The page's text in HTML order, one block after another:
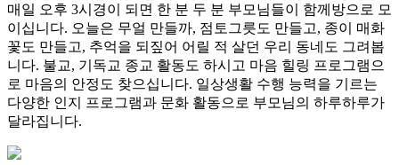
매일 오후 3시경이 되면 한 분 두 분 부모님들이 함께방으로 모
이십니다. 오늘은 무얼 만들까, 점토그릇도 만들고, 종이 매화
꽃도 만들고, 추억을 되짚어 어릴 적 살던 우리 동네도 그려봅
니다. 불교, 기독교 종교 활동도 하시고 마음 힐링 프로그램으
로 마음의 안정도 찾으십니다. 일상생활 수행 능력을 기르는
다양한 인지 프로그램과 문화 활동으로 부모님의 하루하루가
달라집니다.